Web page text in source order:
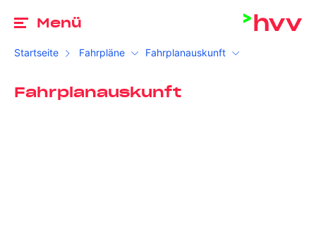
Menü
Startseite Fahrpläne Fahrplanauskunft
Fahrplanauskunft